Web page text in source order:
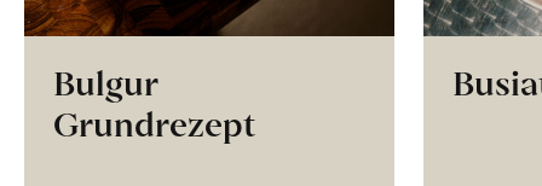
Bulgur
Grundrezept